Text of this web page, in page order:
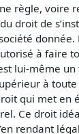
règle, voire
droit de
donnée.
à faire
lui-même
à
qui met en
Ce droit
rendant